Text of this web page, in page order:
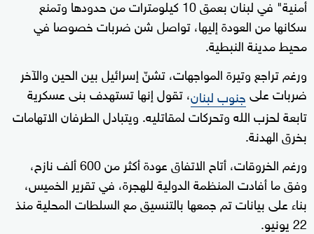
أمنية" في لبنان بعمق 10 كيلومترات من حدودها وتمنع
سكانها من العودة إليها، تواصل شن ضربات خصوصا في
محيط مدينة النبطية.
ورغم تراجع وتيرة المواجهات، تشنّ إسرائيل بين الحين والآخر
ضربات علىجنوب لبنان، تقول إنها تستهدف بنى عسكرية
تابعة لحزب الله وتحركات لمقاتليه. ويتبادل الطرفان الاتهامات
بخرق الهدنة.
ورغم الخروقات، أتاح الاتفاق عودة أكثر من 600 ألف نازح،
وفق ما أفادت المنظمة الدولية للهجرة، في تقرير الخميس،
بناء على بيانات تم جمعها بالتنسيق مع السلطات المحلية منذ
22 يونيو.